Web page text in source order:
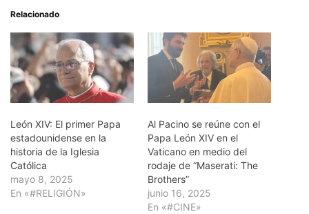
Relacionado
León XIV: El primer Papa
estadounidense en la
historia de la Iglesia
Católica
mayo 8, 2025
En «#RELIGIÓN»
Al Pacino se reúne con el
Papa León XIV en el
Vaticano en medio del
rodaje de “Maserati: The
Brothers”
junio 16, 2025
En «#CINE»